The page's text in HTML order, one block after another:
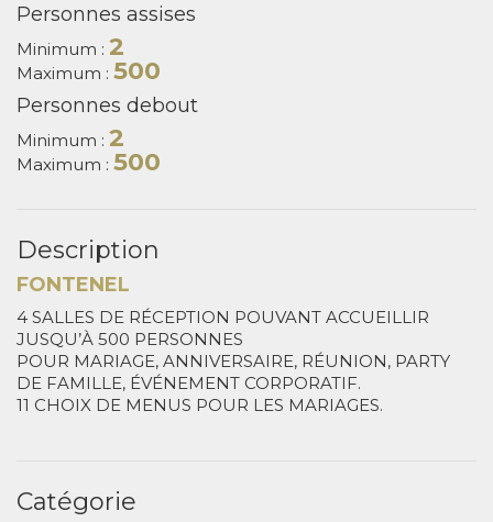
Personnes assises
Minimum : 2
Maximum : 500
Personnes debout
Minimum : 2
Maximum : 500
Description
FONTENEL
4 SALLES DE RÉCEPTION POUVANT ACCUEILLIR
JUSQU’À 500 PERSONNES
POUR MARIAGE, ANNIVERSAIRE, RÉUNION, PARTY
DE FAMILLE, ÉVÉNEMENT CORPORATIF.
11 CHOIX DE MENUS POUR LES MARIAGES.
Catégorie